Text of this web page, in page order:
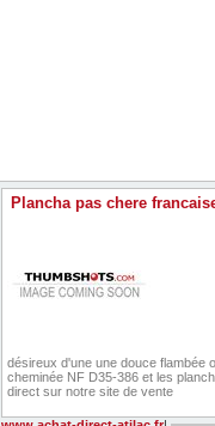
Plancha pas chere
désireux d'une une douce flambée
cheminée NF D35-386 et les
direct sur notre site de vente